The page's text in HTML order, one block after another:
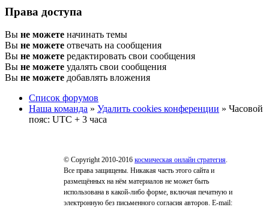
Права доступа
Вы не можете начинать темы
Вы не можете отвечать на сообщения
Вы не можете редактировать свои сообщения
Вы не можете удалять свои сообщения
Вы не можете добавлять вложения
Список форумов
Наша команда » Удалить cookies конференции » Часовой
пояс: UTC + 3 часа
© Copyright 2010-2016 космическая онлайн стратегия.
Все права защищены. Никакая часть этого сайта и
размещённых на нём материалов не может быть
использована в какой-либо форме, включая печатную и
электронную без письменного согласия авторов. E-mail: